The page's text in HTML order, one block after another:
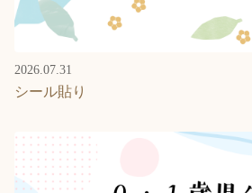
2026.07.31
シール貼り